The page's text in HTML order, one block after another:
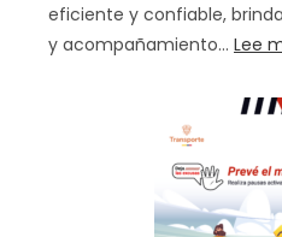
eficiente y confiable,
y acompañamiento… Lee